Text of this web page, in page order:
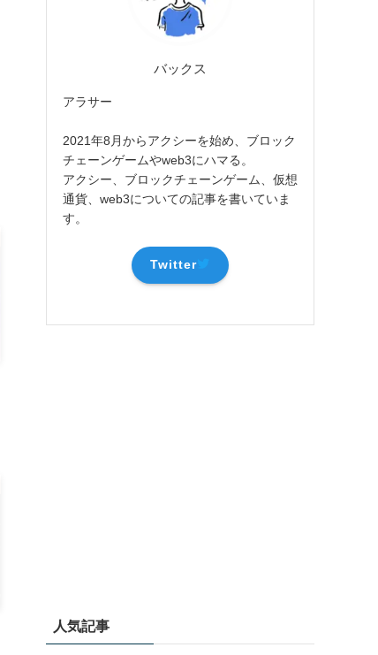
バックス
アラサー
2021年8月からアクシーを始め、ブロック
チェーンゲームやweb3にハマる。
アクシー、ブロックチェーンゲーム、仮想
通貨、web3についての記事を書いていま
す。
Twitter
人気記事